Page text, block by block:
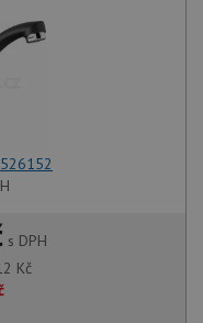
s DPH
Kč